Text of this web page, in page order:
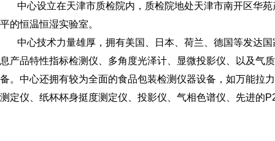
中心设立在天津市质检院内，质检院地处天津市南开区华苑
平的恒温恒湿实验室。
中心技术力量雄厚，拥有美国、日本、荷兰、德国等发达国
息产品特性指标检测仪、多角度光泽计、显微投影仪、以及气
备。中心还拥有较为全面的食品包装检测仪器设备，如万能拉
测定仪、纸杯杯身挺度测定仪、投影仪、气相色谱仪、先进的